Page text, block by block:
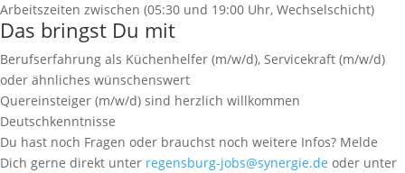
Arbeitszeiten zwischen (05:30 und 19:00 Uhr, Wechselschicht)
Das bringst Du mit
Berufserfahrung als Küchenhelfer (m/w/d), Servicekraft (m/w/d)
oder ähnliches wünschenswert
Quereinsteiger (m/w/d) sind herzlich willkommen
Deutschkenntnisse
Du hast noch Fragen oder brauchst noch weitere Infos? Melde
Dich gerne direkt unter regensburg-jobs@synergie.de oder unter